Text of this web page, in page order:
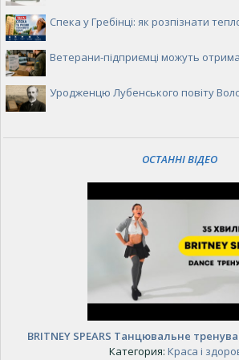
Спека у Гребінці: як розпізнати
Ветерани-підприємці можуть
Уродженцю Лубенського повіту
ОСТАННІ ВІДЕО
BRITNEY SPEARS Танцювальне
Категория: Краса і